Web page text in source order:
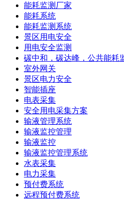
能耗监测厂家
能耗系统
能耗监测系统
景区用电安全
用电安全监测
碳中和，碳达峰，公共能耗
室外网关
景区电力安全
智能插座
电表采集
安全用电采集方案
输液管理系统
输液监控管理
输液监控
输液监控管理系统
水表采集
电力采集
预付费系统
远程预付费系统